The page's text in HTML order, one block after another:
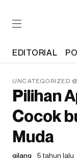
EDITORIAL
UNCATEGORIZED
Pilihan
Cocok
Muda
gilang 5 tahun lalu